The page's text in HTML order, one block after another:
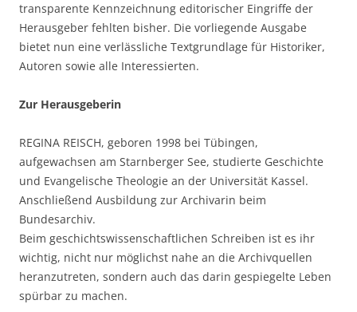
transparente Kennzeichnung editorischer Eingriffe der
Herausgeber fehlten bisher. Die vorliegende Ausgabe
bietet nun eine verlässliche Textgrundlage für Historiker,
Autoren sowie alle Interessierten.
Zur Herausgeberin
REGINA REISCH, geboren 1998 bei Tübingen,
aufgewachsen am Starnberger See, studierte Geschichte
und Evangelische Theologie an der Universität Kassel.
Anschließend Ausbildung zur Archivarin beim
Bundesarchiv.
Beim geschichtswissenschaftlichen Schreiben ist es ihr
wichtig, nicht nur möglichst nahe an die Archivquellen
heranzutreten, sondern auch das darin gespiegelte Leben
spürbar zu machen.